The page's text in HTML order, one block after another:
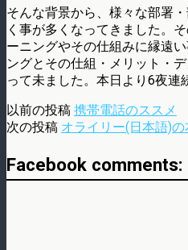
そんな背景から、様々な部署
く事が多くなってきました。
ーニングやその仕組みに縁遠
ングとその仕組・メリット・
って未ました。本日より6夜連
以前の投稿 携帯電話のススメ
次の投稿 オライリー(日本語)
Facebook comments: